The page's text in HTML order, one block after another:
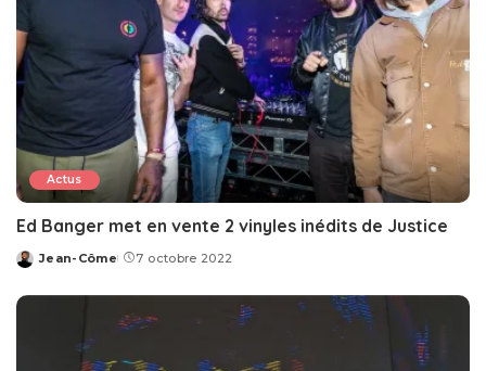
Actus
Ed Banger met en vente 2 vinyles inédits de Justice
Posted
Jean-Côme 7 octobre 2022